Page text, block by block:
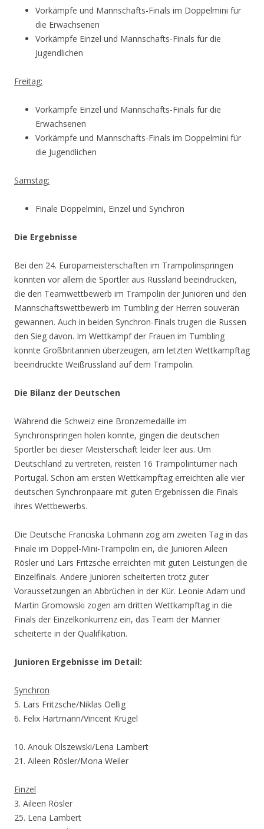
Vorkämpfe und Mannschafts-Finals im Doppelmini für
die Erwachsenen
Vorkämpfe Einzel und Mannschafts-Finals für die
Jugendlichen
Freitag:
Vorkämpfe Einzel und Mannschafts-Finals für die
Erwachsenen
Vorkämpfe und Mannschafts-Finals im Doppelmini für
die Jugendlichen
Samstag:
Finale Doppelmini, Einzel und Synchron
Die Ergebnisse
Bei den 24. Europameisterschaften im Trampolinspringen
konnten vor allem die Sportler aus Russland beeindrucken,
die den Teamwettbewerb im Trampolin der Junioren und den
Mannschaftswettbewerb im Tumbling der Herren souverän
gewannen. Auch in beiden Synchron-Finals trugen die Russen
den Sieg davon. Im Wettkampf der Frauen im Tumbling
konnte Großbritannien überzeugen, am letzten Wettkampftag
beeindruckte Weißrussland auf dem Trampolin.
Die Bilanz der Deutschen
Während die Schweiz eine Bronzemedaille im
Synchronspringen holen konnte, gingen die deutschen
Sportler bei dieser Meisterschaft leider leer aus. Um
Deutschland zu vertreten, reisten 16 Trampolinturner nach
Portugal. Schon am ersten Wettkampftag erreichten alle vier
deutschen Synchronpaare mit guten Ergebnissen die Finals
ihres Wettbewerbs.
Die Deutsche Franciska Lohmann zog am zweiten Tag in das
Finale im Doppel-Mini-Trampolin ein, die Junioren Aileen
Rösler und Lars Fritzsche erreichten mit guten Leistungen die
Einzelfinals. Andere Junioren scheiterten trotz guter
Voraussetzungen an Abbrüchen in der Kür. Leonie Adam und
Martin Gromowski zogen am dritten Wettkampftag in die
Finals der Einzelkonkurrenz ein, das Team der Männer
scheiterte in der Qualifikation.
Junioren Ergebnisse im Detail:
Synchron
5. Lars Fritzsche/Niklas Oellig
6. Felix Hartmann/Vincent Krügel
10. Anouk Olszewski/Lena Lambert
21. Aileen Rösler/Mona Weiler
Einzel
3. Aileen Rösler
25. Lena Lambert